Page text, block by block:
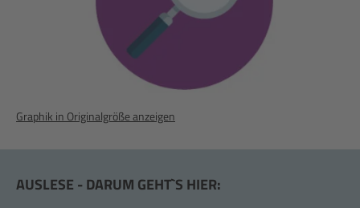
Graphik in Originalgröße anzeigen
AUSLESE - DARUM GEHT`S HIER: